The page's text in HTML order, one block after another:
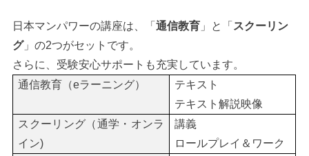
日本マンパワーの講座は、「通信教育 」と「 スクーリン
グ」の2つがセットです。
さらに、受験安心サポートも充実しています。
通信教育（eラーニング）
テキスト
テキスト解説映像
スクーリング（通学・オンラ
イン)
講義
ロールプレイ＆ワーク